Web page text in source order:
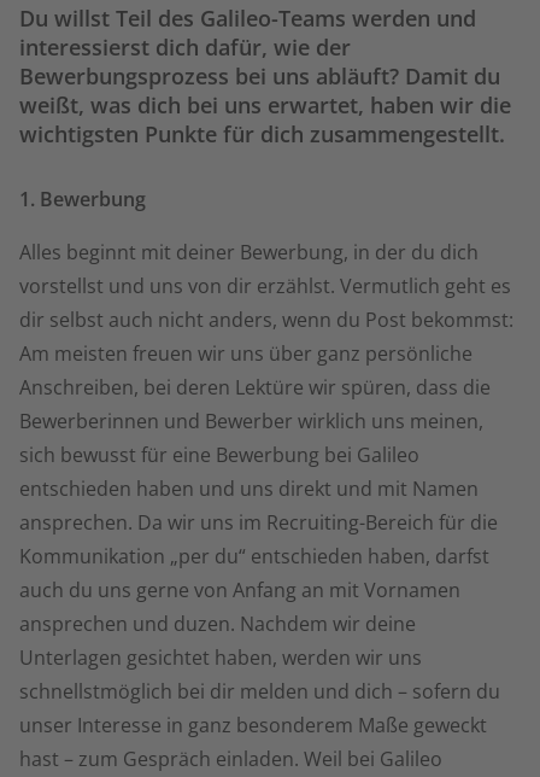
Du willst Teil des Galileo-Teams werden und
interessierst dich dafür, wie der
Bewerbungsprozess bei uns abläuft? Damit du
weißt, was dich bei uns erwartet, haben wir die
wichtigsten Punkte für dich zusammengestellt.
1. Bewerbung
Alles beginnt mit deiner Bewerbung, in der du dich
vorstellst und uns von dir erzählst. Vermutlich geht es
dir selbst auch nicht anders, wenn du Post bekommst:
Am meisten freuen wir uns über ganz persönliche
Anschreiben, bei deren Lektüre wir spüren, dass die
Bewerberinnen und Bewerber wirklich uns meinen,
sich bewusst für eine Bewerbung bei Galileo
entschieden haben und uns direkt und mit Namen
ansprechen. Da wir uns im Recruiting-Bereich für die
Kommunikation „per du“ entschieden haben, darfst
auch du uns gerne von Anfang an mit Vornamen
ansprechen und duzen. Nachdem wir deine
Unterlagen gesichtet haben, werden wir uns
schnellstmöglich bei dir melden und dich – sofern du
unser Interesse in ganz besonderem Maße geweckt
hast – zum Gespräch einladen. Weil bei Galileo